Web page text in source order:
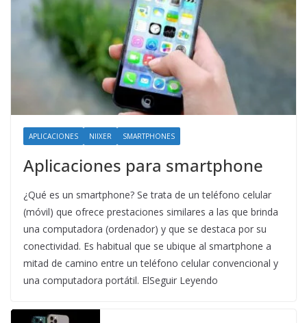
APLICACIONES NIIXER SMARTPHONES
Aplicaciones para smartphone
¿Qué es un smartphone? Se trata de un teléfono celular
(móvil) que ofrece prestaciones similares a las que brinda
una computadora (ordenador) y que se destaca por su
conectividad. Es habitual que se ubique al smartphone a
mitad de camino entre un teléfono celular convencional y
una computadora portátil. ElSeguir Leyendo